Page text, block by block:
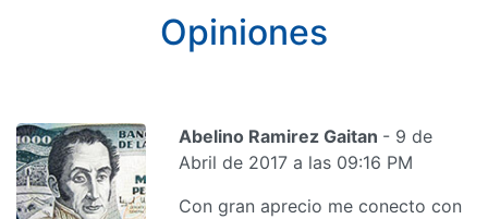
Opiniones
Abelino Ramirez Gaitan - 9 de
Abril de 2017 a las 09:16 PM
Con gran aprecio me conecto con